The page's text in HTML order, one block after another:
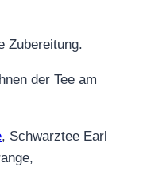
Zubereitung.
der Tee am
, Schwarztee Earl